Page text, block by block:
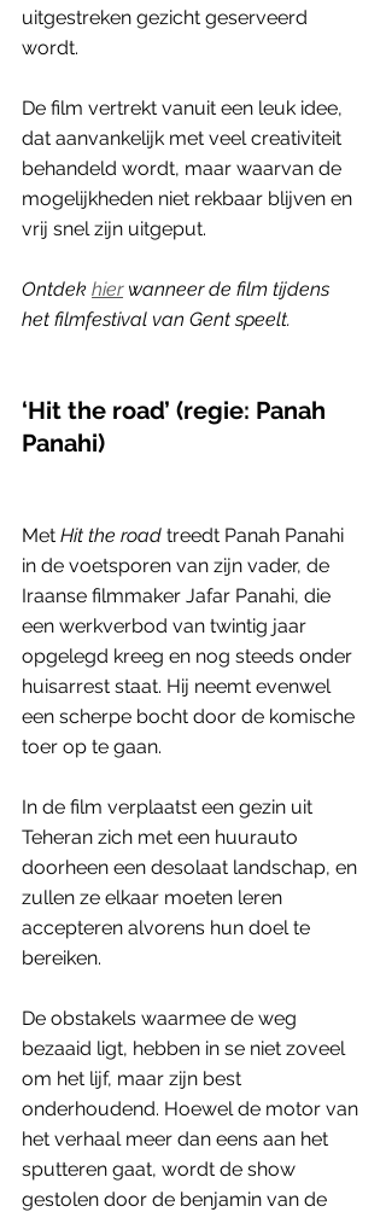
uitgestreken gezicht geserveerd
wordt.
De film vertrekt vanuit een leuk idee,
dat aanvankelijk met veel creativiteit
behandeld wordt, maar waarvan de
mogelijkheden niet rekbaar blijven en
vrij snel zijn uitgeput.
Ontdek hier wanneer de film tijdens
het filmfestival van Gent speelt.
‘Hit the road’ (regie: Panah
Panahi)
Met Hit the road treedt Panah Panahi
in de voetsporen van zijn vader, de
Iraanse filmmaker Jafar Panahi, die
een werkverbod van twintig jaar
opgelegd kreeg en nog steeds onder
huisarrest staat. Hij neemt evenwel
een scherpe bocht door de komische
toer op te gaan.
In de film verplaatst een gezin uit
Teheran zich met een huurauto
doorheen een desolaat landschap, en
zullen ze elkaar moeten leren
accepteren alvorens hun doel te
bereiken.
De obstakels waarmee de weg
bezaaid ligt, hebben in se niet zoveel
om het lijf, maar zijn best
onderhoudend. Hoewel de motor van
het verhaal meer dan eens aan het
sputteren gaat, wordt de show
gestolen door de benjamin van de